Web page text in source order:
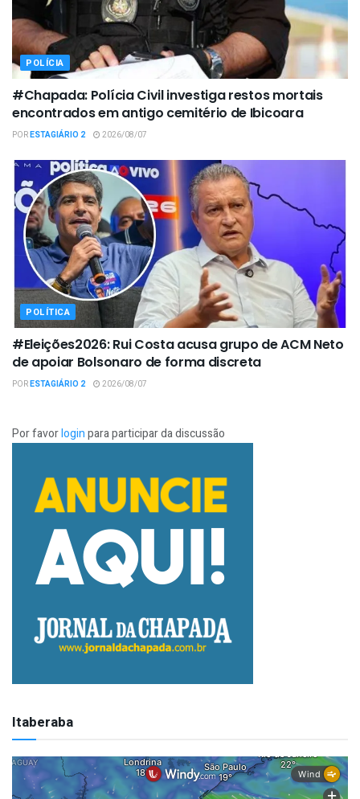
POLÍCIA
#Chapada: Polícia Civil investiga restos mortais
encontrados em antigo cemitério de Ibicoara
PORESTAGIÁRIO 2 2026/08/07
POLÍTICA
#Eleições2026: Rui Costa acusa grupo de ACM Neto
de apoiar Bolsonaro de forma discreta
PORESTAGIÁRIO 2 2026/08/07
Por favorloginpara participar da discussão
Itaberaba